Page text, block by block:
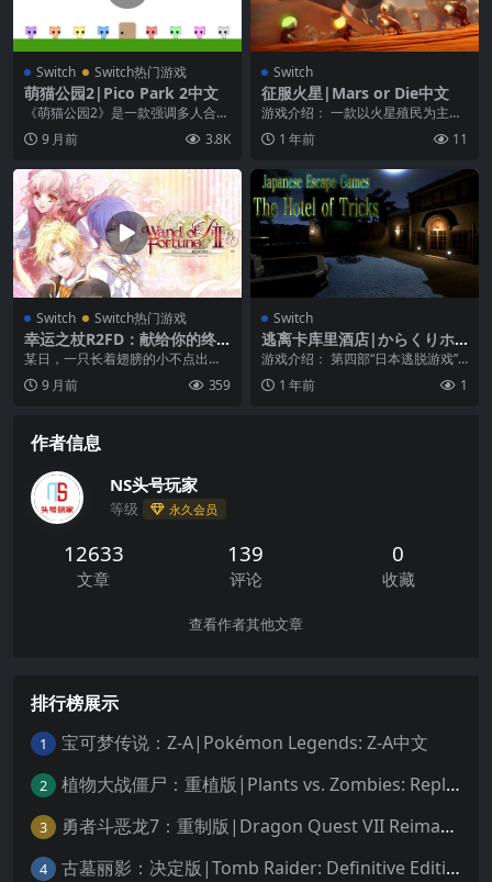
Switch Switch热门游戏
萌猫公园2|Pico Park 2中文
《萌猫公园2》是一款强调多人合作
的 2D 动作益智游戏！我们这次为
大家带来了比前...
9 月前 3.8K
Switch
征服火星|Mars or Die中文
游戏介绍： 一款以火星殖民为主题
的策略类游戏，派出无畏的探险者
侦察火星，根据蓝图...
1 年前 11
Switch Switch热门游戏
幸运之杖R2FD：献给你的终
章|Wand of Fortune 2 FD:
中文
某日，一只长着翅膀的小不点出现
在露露面前。 她自称“穿越时空的妖
精”贝尔，不仅对...
9 月前 359
Switch
逃离卡库里酒店|からくりホ
テルからの脱出
游戏介绍： 第四部“日本逃脱游戏”
系列！！ 游戏机制 这是一款密室逃
脱类游戏（悬...
1 年前 1
作者信息
NS头号玩家
等级 永久会员
12633
文章
139
评论
0
收藏
查看作者其他文章
排行榜展示
1 宝可梦传说：Z-A|Pokémon Legends: Z-A中文
2 植物大战僵尸：重植版|Plants vs. Zombies: Replanted中文
3 勇者斗恶龙7：重制版|Dragon Quest VII Reimagined中文
4 古墓丽影：决定版|Tomb Raider: Definitive Edition中文